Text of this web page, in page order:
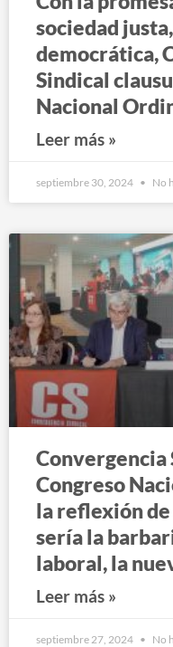
sociedad
democrática,
Sindical
Nacional
Leer más »
septiembre 30, 2024 No
Convergencia
Congreso
la reflexión de
sería la
laboral, la
Leer más »
septiembre 27, 2024 No